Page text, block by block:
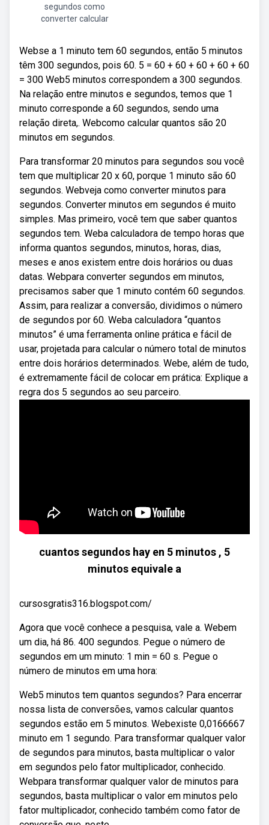
segundos como
converter calcular
Webse a 1 minuto tem 60 segundos, então 5 minutos
têm 300 segundos, pois 60. 5 = 60 + 60 + 60 + 60 + 60
= 300 Web5 minutos correspondem a 300 segundos.
Na relação entre minutos e segundos, temos que 1
minuto corresponde a 60 segundos, sendo uma
relação direta,. Webcomo calcular quantos são 20
minutos em segundos.
Para transformar 20 minutos para segundos sou você
tem que multiplicar 20 x 60, porque 1 minuto são 60
segundos. Webveja como converter minutos para
segundos. Converter minutos em segundos é muito
simples. Mas primeiro, você tem que saber quantos
segundos tem. Weba calculadora de tempo horas que
informa quantos segundos, minutos, horas, dias,
meses e anos existem entre dois horários ou duas
datas. Webpara converter segundos em minutos,
precisamos saber que 1 minuto contém 60 segundos.
Assim, para realizar a conversão, dividimos o número
de segundos por 60. Weba calculadora “quantos
minutos” é uma ferramenta online prática e fácil de
usar, projetada para calcular o número total de minutos
entre dois horários determinados. Webe, além de tudo,
é extremamente fácil de colocar em prática: Explique a
regra dos 5 segundos ao seu parceiro.
cuantos segundos hay en 5 minutos , 5
minutos equivale a
cursosgratis316.blogspot.com/
Agora que você conhece a pesquisa, vale a. Webem
um dia, há 86. 400 segundos. Pegue o número de
segundos em um minuto: 1 min = 60 s. Pegue o
número de minutos em uma hora:
Web5 minutos tem quantos segundos? Para encerrar
nossa lista de conversões, vamos calcular quantos
segundos estão em 5 minutos. Webexiste 0,0166667
minuto em 1 segundo. Para transformar qualquer valor
de segundos para minutos, basta multiplicar o valor
em segundos pelo fator multiplicador, conhecido.
Webpara transformar qualquer valor de minutos para
segundos, basta multiplicar o valor em minutos pelo
fator multiplicador, conhecido também como fator de